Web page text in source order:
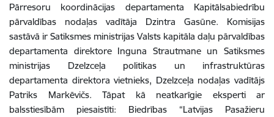
Pārresoru koordinācijas departamenta Kapitālsabiedrību
pārvaldības nodaļas vadītāja Dzintra Gasūne. Komisijas
sastāvā ir Satiksmes ministrijas Valsts kapitāla daļu pārvaldības
departamenta direktore Inguna Strautmane un Satiksmes
ministrijas Dzelzceļa politikas un infrastruktūras
departamenta direktora vietnieks, Dzelzceļa nodaļas vadītājs
Patriks Markēvičs. Tāpat kā neatkarīgie eksperti ar
balsstiesībām piesaistīti: Biedrības “Latvijas Pasažieru